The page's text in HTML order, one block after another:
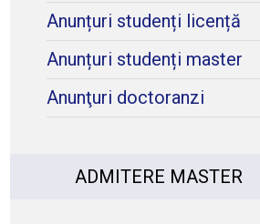
Anunțuri studenți licență
Anunțuri studenți master
Anunţuri doctoranzi
ADMITERE MASTER